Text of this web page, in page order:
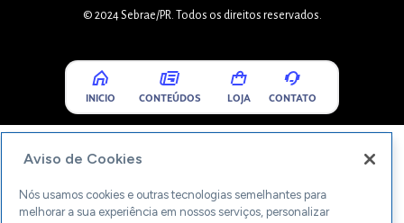
© 2024 Sebrae/PR. Todos os direitos reservados.
INICIO CONTEÚDOS LOJA CONTATO
Aviso de Cookies
Nós usamos cookies e outras tecnologias semelhantes para
melhorar a sua experiência em nossos serviços, personalizar